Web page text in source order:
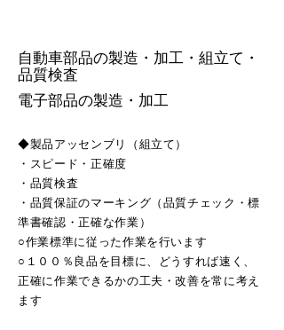
自動車部品の製造・加工・組立て・
品質検査
電子部品の製造・加工
◆製品アッセンブリ（組立て）
・スピード・正確度
・品質検査
・品質保証のマーキング（品質チェック・標
準書確認・正確な作業）
○作業標準に従った作業を行います
○１００％良品を目標に、どうすれば速く、
正確に作業できるかの工夫・改善を常に考え
ます